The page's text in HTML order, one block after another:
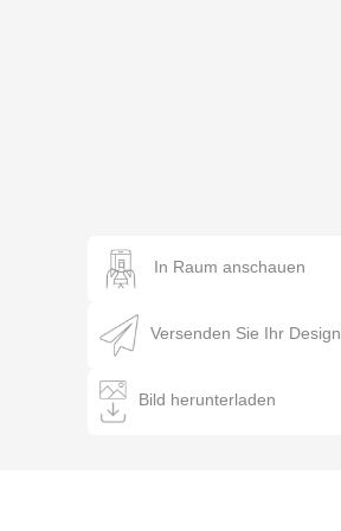
In Raum anschauen
Versenden Sie Ihr Design
Bild herunterladen